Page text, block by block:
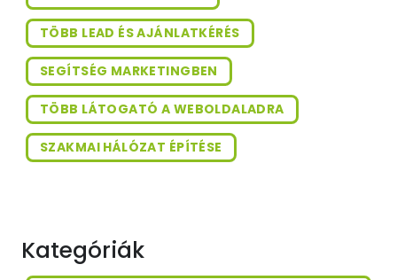
TÖBB LEAD ÉS AJÁNLATKÉRÉS
SEGÍTSÉG MARKETINGBEN
TÖBB LÁTOGATÓ A WEBOLDALADRA
SZAKMAI HÁLÓZAT ÉPÍTÉSE
Kategóriák